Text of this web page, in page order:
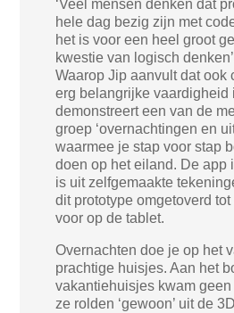
‘Veel mensen denken dat
hele dag bezig zijn met
het is voor een heel groot
kwestie van logisch
Waarop Jip aanvult dat ook
erg belangrijke vaardigheid
demonstreert een van de
groep ‘overnachtingen en
waarmee je stap voor stap
doen op het eiland. De app
is uit zelfgemaakte
dit prototype omgetoverd
voor op de tablet.
Overnachten doe je op het
prachtige huisjes. Aan het
vakantiehuisjes kwam
ze rolden ‘gewoon’ uit de